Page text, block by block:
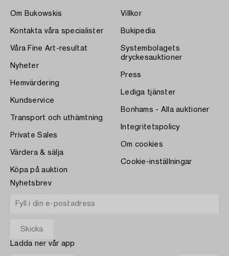
Om Bukowskis
Kontakta våra specialister
Våra Fine Art-resultat
Nyheter
Hemvärdering
Kundservice
Transport och uthämtning
Private Sales
Värdera & sälja
Köpa på auktion
Villkor
Bukipedia
Systembolagets
dryckesauktioner
Press
Lediga tjänster
Bonhams - Alla auktioner
Integritetspolicy
Om cookies
Cookie-inställningar
Nyhetsbrev
Ladda ner vår app